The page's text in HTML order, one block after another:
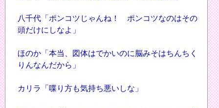
八千代「ポンコツじゃんね！ ポンコツなのはその
頭だけにしなよ」
ほのか「本当、図体はでかいのに脳みそはちんちく
りんなんだから」
カリラ「喋り方も気持ち悪いしな」